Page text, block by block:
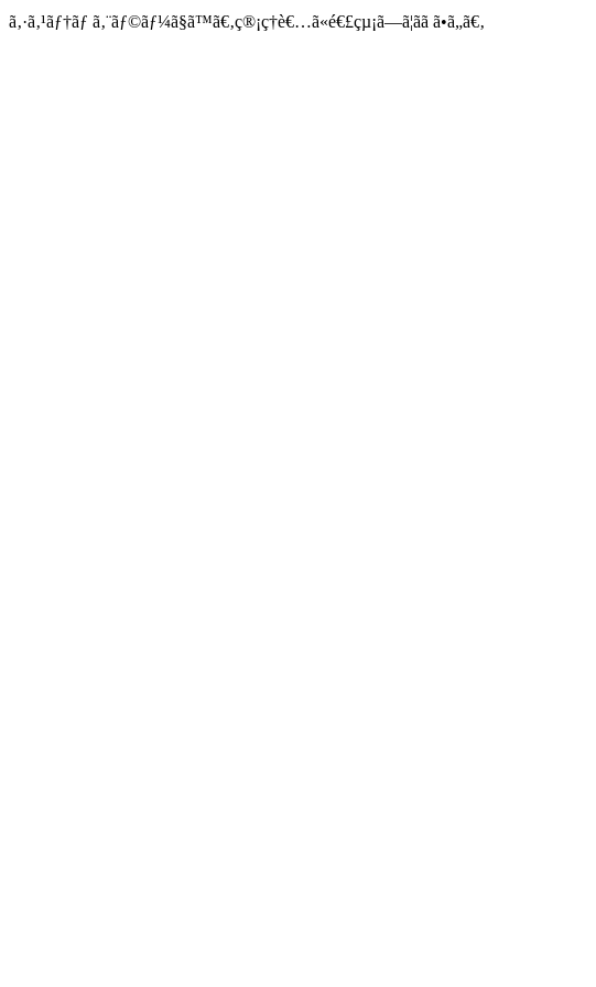
ã‚·ã‚¹ãƒ†ãƒ ã‚¨ãƒ©ãƒ¼ã§ã™ã€‚ç®¡ç†è€…ã«é€£çµ¡ã—ã¦ãã ã•ã„ã€‚